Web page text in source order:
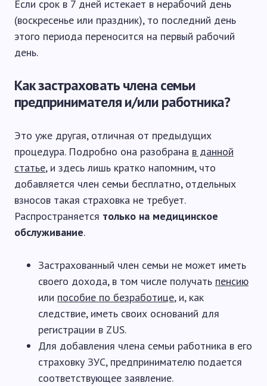
Если срок в 7 дней истекает в нерабочий день
(воскресенье или праздник), то последний день
этого периода переносится на первый рабочий
день.
Как застраховать члена семьи
предпринимателя и/или работника?
Это уже другая, отличная от предыдущих
процедура. Подробно она разобрана в данной
статье, и здесь лишь кратко напомним, что
добавляется член семьи бесплатно, отдельных
взносов такая страховка не требует.
Распространяется только на медицинское
обслуживание.
Застрахованный член семьи не может иметь
своего дохода, в том числе получать пенсию
или пособие по безработице, и, как
следствие, иметь своих оснований для
регистрации в ZUS.
Для добавления члена семьи работника в его
страховку ЗУС, предпринимателю подается
соответствующее заявление.